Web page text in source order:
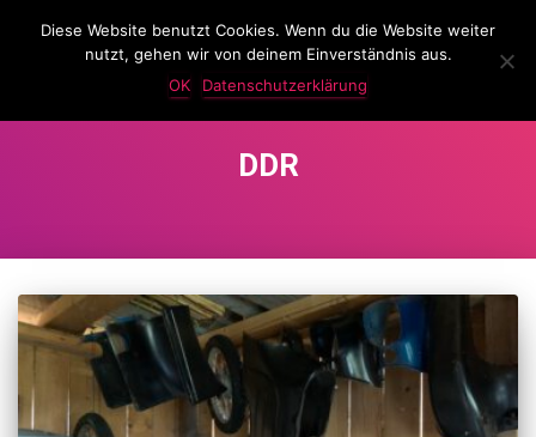
LassKnattern
DDR
Diese Website benutzt Cookies. Wenn du die Website weiter
nutzt, gehen wir von deinem Einverständnis aus.
OK
Datenschutzerklärung